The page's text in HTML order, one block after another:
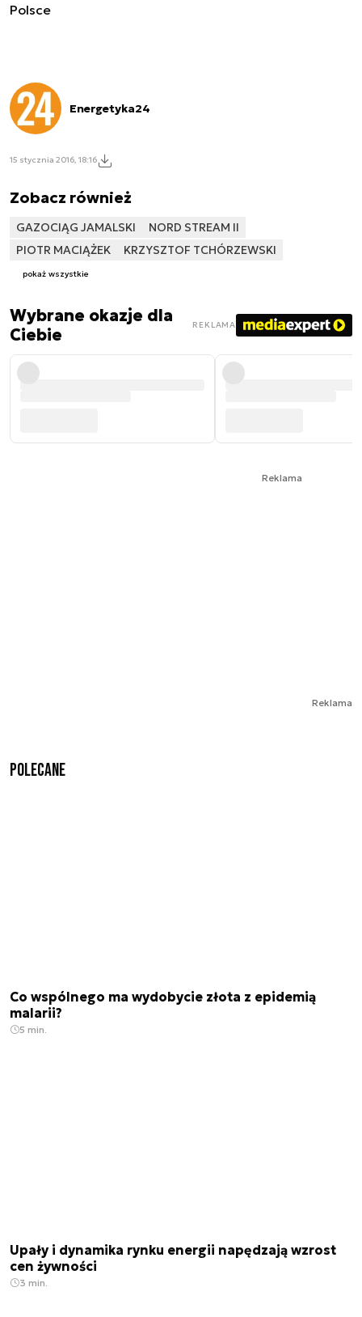
Polsce
Energetyka24
15 stycznia 2016, 18:16
Zobacz również
GAZOCIĄG JAMALSKI
NORD STREAM II
PIOTR MACIĄŻEK
KRZYSZTOF TCHÓRZEWSKI
pokaż wszystkie
Wybrane okazje dla
Ciebie
REKLAMA
Reklama
Reklama
Polecane
Co wspólnego ma wydobycie złota z epidemią
malarii?
5 min.
Upały i dynamika rynku energii napędzają wzrost
cen żywności
3 min.